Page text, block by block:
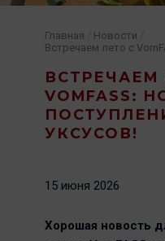
ВСТРЕЧАЕМ
VOMFASS:
УКСУСОВ!
Главная Новости
15 июня 2026
Хорошая новость